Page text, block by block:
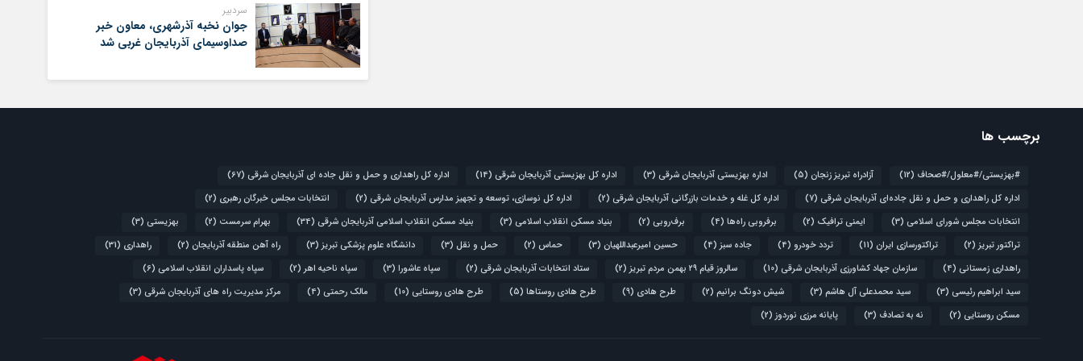
سردبیر
جوان نخبه آذرشهری، معاون خبر
صداوسیمای آذربایجان غربی شد
برچسب ها
#بهزیستی/#معلول/#صحاف (12) آزادراه تبریز زنجان (5) اداره بهزیستی آذربایجان شرقی (3) اداره کل بهزیستی آذربایجان شرقی (14) اداره کل راهداری و حمل و نقل جاده ای آذربایجان شرقی (67)
اداره کل راهداری و حمل و نقل جاده‌ای آذربایجان شرقی (7) اداره کل غله و خدمات بازرگانی آذربایجان شرقی (2) اداره کل نوسازی، توسعه و تجهیز مدارس آذربایجان شرقی (2) انتخابات مجلس خبرگان رهبری (2)
انتخابات مجلس شورای اسلامی (3) ایمنی ترافیک (2) برفروبی راه‌ها (4) برف‌روبی (2) بنیاد مسکن انقلاب اسلامی (3) بنیاد مسکن انقلاب اسلامی آذربایجان شرقی (34) بهرام سرمست (2) بهزیستی (3)
تراکتور تبریز (2) تراکتورسازی ایران (11) تردد خودرو (4) جاده سبز (4) حسین امیرعبداللهیان (3) حماس (2) حمل و نقل (3) دانشگاه علوم پزشکی تبریز (3) راه آهن منطقه آذربایجان (2) راهداری (31)
راهداری زمستانی (4) سازمان جهاد کشاورزی آذربایجان شرقی (10) سالروز قیام ۲۹ بهمن مردم تبریز (2) ستاد انتخابات آذربایجان شرقی (2) سپاه عاشورا (3) سپاه ناحیه اهر (2) سپاه پاسداران انقلاب اسلامی (6)
سید ابراهیم رئیسی (3) سید محمدعلی آل هاشم (3) شیش دونگ برانیم (2) طرح هادی (9) طرح هادی روستاها (5) طرح هادی روستایی (10) مالک رحمتی (4) مرکز مدیریت راه های آذربایجان شرقی (3)
مسکن روستایی (2) نه به تصادف (3) پایانه مرزی نوردوز (2)